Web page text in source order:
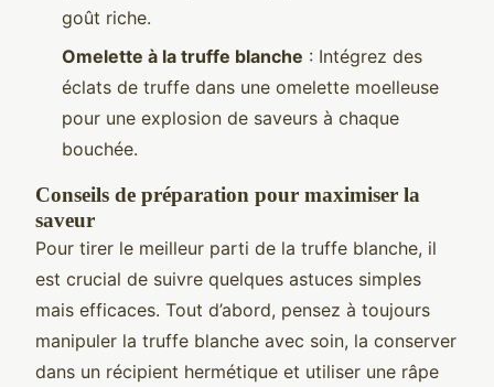
goût riche.
Omelette à la truffe blanche : Intégrez des
éclats de truffe dans une omelette moelleuse
pour une explosion de saveurs à chaque
bouchée.
Conseils de préparation pour maximiser la
saveur
Pour tirer le meilleur parti de la truffe blanche, il
est crucial de suivre quelques astuces simples
mais efficaces. Tout d’abord, pensez à toujours
manipuler la truffe blanche avec soin, la conserver
dans un récipient hermétique et utiliser une râpe